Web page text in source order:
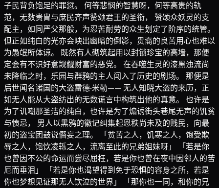
子民背负饱足的罪愆。 何等悲悯的智慧呀，何等高贵的轨
范，无数贵胄与庶民齐声赞颂君王的圣衔， 赞颂众妖灵的支
配主，如同严父那般，为忍苦耐劳的众生划定了阶序的统管。
但正如纯白的光亦会映出幽暗的倒影，贵裔的良苦用心也难以
为愚氓所体谅。 既然有人砌筑起用以封锁珍宝的高墙，那便
定会有不识好意觊觎财富的恶党。 在吞噬生灵的漆黑浊流尚
未降临之时，乐园与群鸦的主人闯入了历史的剧场。 那便是
后世闻名诸国的大盗雷德·米勒—— 无人知晓大盗的来历，正
如无人能从大盗纺出的无数谎言中构筑出他的真意。 也许是
为了讥嘲那圣洁的纯白，也许是为了煽诱街头巷尾无声的饥贫
与愤忌， 男人以黑鸦的徽记纠集起恩秩尚未及的贱民，向最
初的盗宝团鼓说僭妄之理。 「贫苦之人，饥寒之人，饱受欺
辱之人，饱饮凌轹之人，流离至此的兄弟姐妹呀」 「若是你
也曾因不公的命运而尝尽屈枉，若是你也曾在夜中因邻人的苦
厄而垂泪」 「若是你也渴望得到免于恐惧的容身之所，若是
你也梦想见证那无人饮泣的世界」 「那你也一同，和你的兄